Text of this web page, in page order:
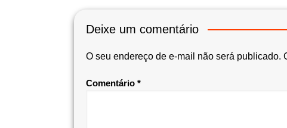
Deixe um comentário
O seu endereço de e-mail não será publicado.
Comentário *